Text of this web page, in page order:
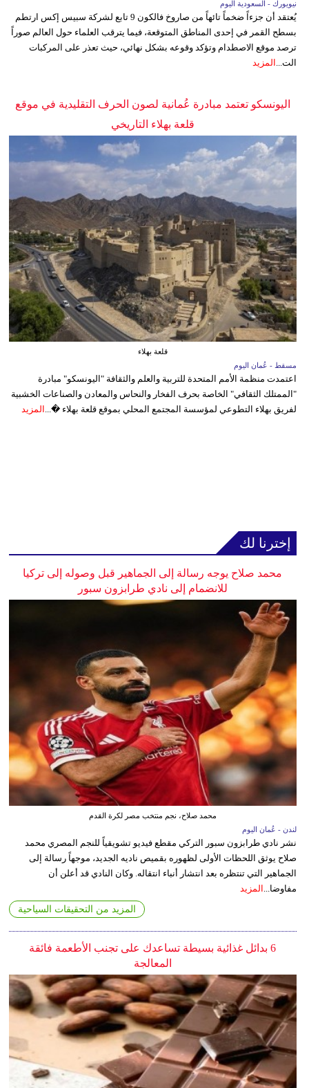
نيويورك - السعودية اليوم
يُعتقد أن جزءاً ضخماً تائهاً من صاروخ فالكون 9 تابع لشركة سبيس إكس ارتطم
بسطح القمر في إحدى المناطق المتوقعة، فيما يترقب العلماء حول العالم صوراً
ترصد موقع الاصطدام وتؤكد وقوعه بشكل نهائي، حيث تعذر على المركبات
الت... المزيد
اليونسكو تعتمد مبادرة عُمانية لصون الحرف التقليدية في موقع
قلعة بهلاء التاريخي
قلعة بهلاء
مسقط - عُمان اليوم
اعتمدت منظمة الأمم المتحدة للتربية والعلم والثقافة "اليونسكو" مبادرة
"الممتلك الثقافي" الخاصة بحرف الفخار والنحاس والمعادن والصناعات الخشبية
لفريق بهلاء التطوعي لمؤسسة المجتمع المحلي بموقع قلعة بهلاء �... المزيد
إخترنا لك
محمد صلاح يوجه رسالة إلى الجماهير قبل وصوله إلى تركيا
للانضمام إلى نادي طرابزون سبور
محمد صلاح، نجم منتخب مصر لكرة القدم
لندن - عُمان اليوم
نشر نادي طرابزون سبور التركي مقطع فيديو تشويقياً للنجم المصري محمد
صلاح يوثق اللحظات الأولى لظهوره بقميص ناديه الجديد، موجهاً رسالة إلى
الجماهير التي تنتظره بعد انتشار أنباء انتقاله. وكان النادي قد أعلن أن
مفاوضا...
المزيد
المزيد من التحقيقات السياحية
6 بدائل غذائية بسيطة تساعدك على تجنب الأطعمة فائقة
المعالجة